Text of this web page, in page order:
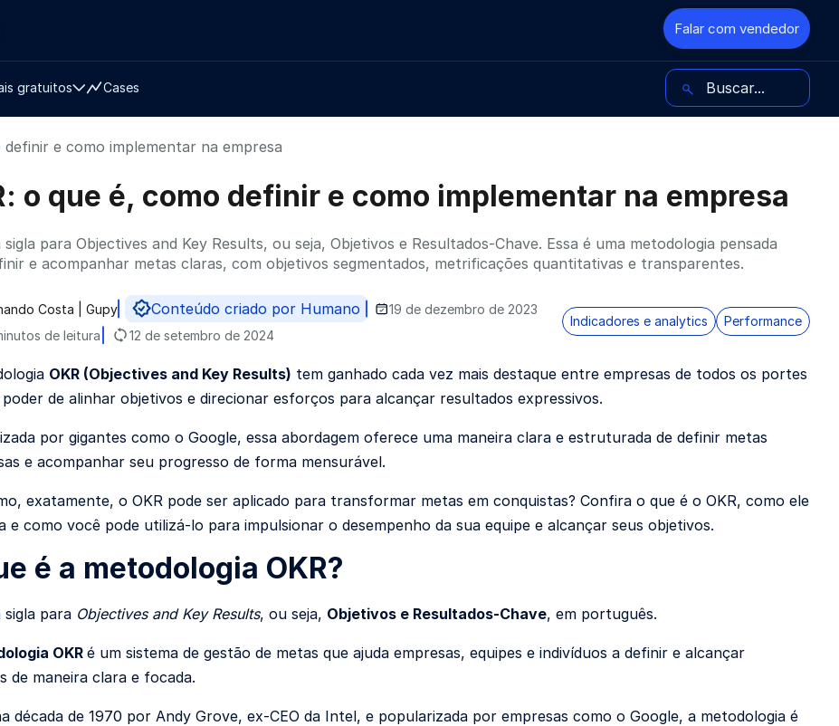
Falar com vendedor
gratuitos Cases Buscar no blog
definir e como implementar na empresa
o que é, como definir e como implementar na empresa
sigla para Objectives and Key Results, ou seja, Objetivos e Resultados-Chave. Essa é uma metodologia pensada
e acompanhar metas claras, com objetivos segmentados, metrificações quantitativas e transparentes.
por
Costa | Gupy Conteúdo criado por Humano
19 de dezembro de 2023
de leitura
12 de setembro de 2024
Indicadores e analytics Performance
OKR (Objectives and Key Results) tem ganhado cada vez mais destaque entre empresas de todos os portes
de alinhar objetivos e direcionar esforços para alcançar resultados expressivos.
por gigantes como o Google, essa abordagem oferece uma maneira clara e estruturada de definir metas
e acompanhar seu progresso de forma mensurável.
exatamente, o OKR pode ser aplicado para transformar metas em conquistas? Confira o que é o OKR, como ele
e como você pode utilizá-lo para impulsionar o desempenho da sua equipe e alcançar seus objetivos.
é a metodologia OKR?
sigla para Objectives and Key Results, ou seja, Objetivos e Resultados-Chave, em português.
OKR é um sistema de gestão de metas que ajuda empresas, equipes e indivíduos a definir e alcançar
de maneira clara e focada.
década de 1970 por Andy Grove, ex-CEO da Intel, e popularizada por empresas como o Google, a metodologia é